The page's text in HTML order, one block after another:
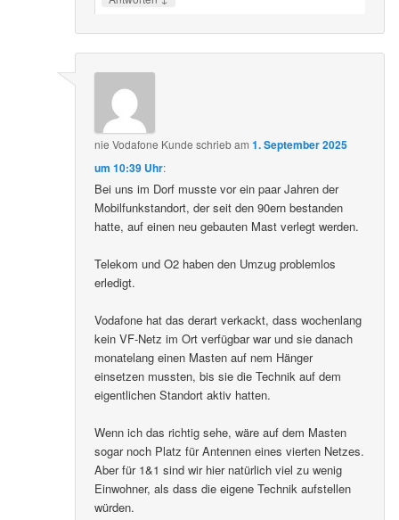
nie Vodafone Kunde schriebam1. September 2025
um 10:39 Uhr:
Bei uns im Dorf musste vor ein paar Jahren der
Mobilfunkstandort, der seit den 90ern bestanden
hatte, auf einen neu gebauten Mast verlegt werden.
Telekom und O2 haben den Umzug problemlos
erledigt.
Vodafone hat das derart verkackt, dass wochenlang
kein VF-Netz im Ort verfügbar war und sie danach
monatelang einen Masten auf nem Hänger
einsetzen mussten, bis sie die Technik auf dem
eigentlichen Standort aktiv hatten.
Wenn ich das richtig sehe, wäre auf dem Masten
sogar noch Platz für Antennen eines vierten Netzes.
Aber für 1&1 sind wir hier natürlich viel zu wenig
Einwohner, als dass die eigene Technik aufstellen
würden.